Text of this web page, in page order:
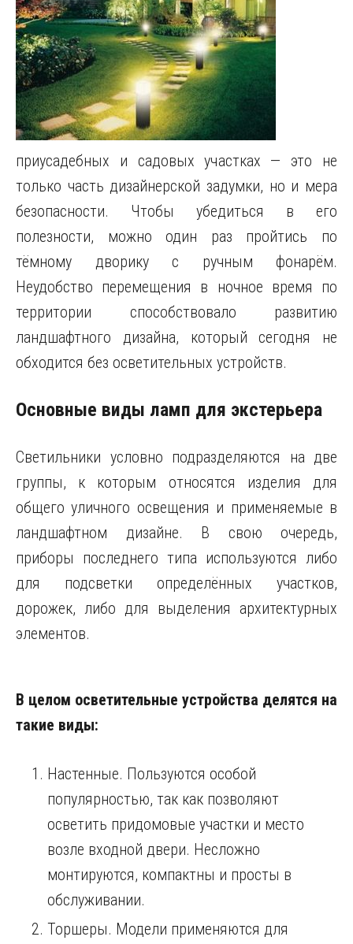
приусадебных и садовых участках — это не
только часть дизайнерской задумки, но и мера
безопасности. Чтобы убедиться в его
полезности, можно один раз пройтись по
тёмному дворику с ручным фонарём.
Неудобство перемещения в ночное время по
территории способствовало развитию
ландшафтного дизайна, который сегодня не
обходится без осветительных устройств.
Основные виды ламп для экстерьера
Светильники условно подразделяются на две
группы, к которым относятся изделия для
общего уличного освещения и применяемые в
ландшафтном дизайне. В свою очередь,
приборы последнего типа используются либо
для подсветки определённых участков,
дорожек, либо для выделения архитектурных
элементов.
В целом осветительные устройства делятся на
такие виды:
Настенные. Пользуются особой
популярностью, так как позволяют
осветить придомовые участки и место
возле входной двери. Несложно
монтируются, компактны и просты в
обслуживании.
Торшеры. Модели применяются для